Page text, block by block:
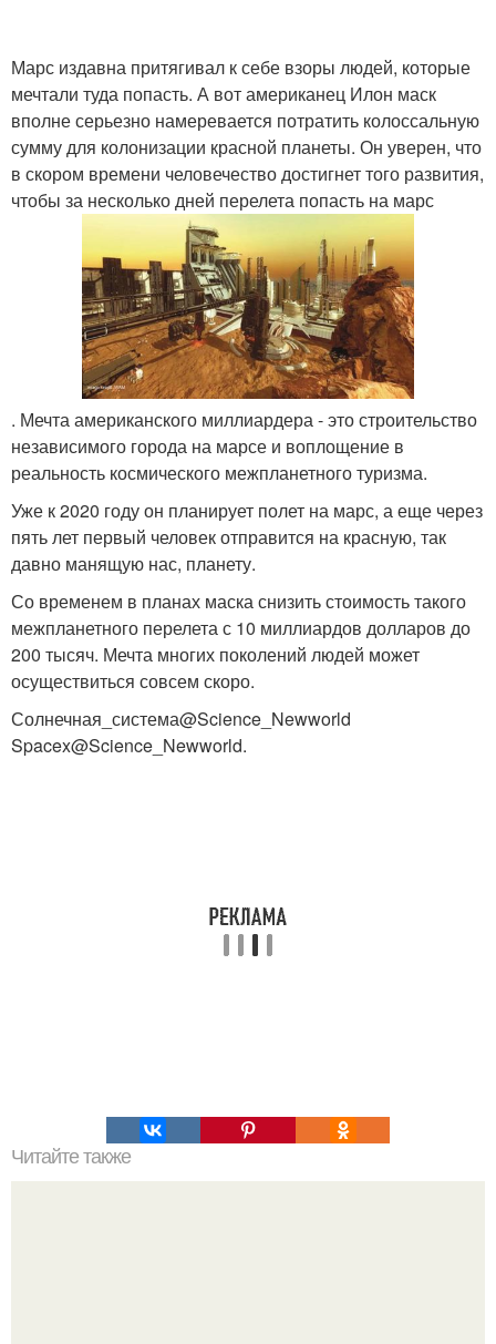
Марс издавна притягивал к себе взоры людей, которые
мечтали туда попасть. А вот американец Илон маск
вполне серьезно намеревается потратить колоссальную
сумму для колонизации красной планеты. Он уверен, что
в скором времени человечество достигнет того развития,
чтобы за несколько дней перелета попасть на марс
. Мечта американского миллиардера - это строительство
независимого города на марсе и воплощение в
реальность космического межпланетного туризма.
Уже к 2020 году он планирует полет на марс, а еще через
пять лет первый человек отправится на красную, так
давно манящую нас, планету.
Со временем в планах маска снизить стоимость такого
межпланетного перелета с 10 миллиардов долларов до
200 тысяч. Мечта многих поколений людей может
осуществиться совсем скоро.
Солнечная_система@Science_Newworld
Spacex@Science_Newworld.
Читайте также